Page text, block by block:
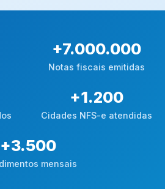
+7.000.000
Notas fiscais emitidas
+1.200
Cidades NFS-e atendidas
+3.500
mensais